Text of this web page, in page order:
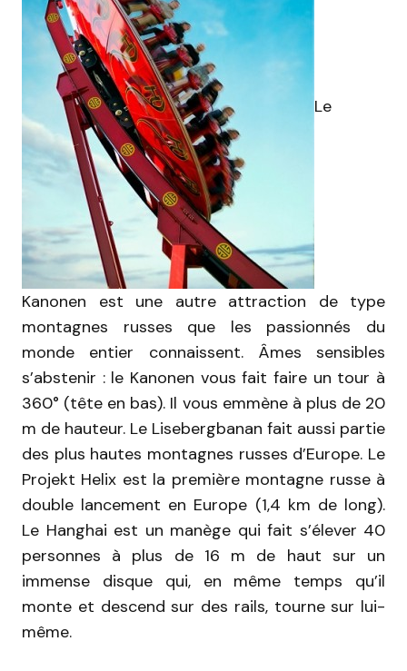
Le
Kanonen est une autre attraction de type
montagnes russes que les passionnés du
monde entier connaissent. Âmes sensibles
s’abstenir : le Kanonen vous fait faire un tour à
360° (tête en bas). Il vous emmène à plus de 20
m de hauteur. Le Lisebergbanan fait aussi partie
des plus hautes montagnes russes d’Europe. Le
Projekt Helix est la première montagne russe à
double lancement en Europe (1,4 km de long).
Le Hanghai est un manège qui fait s’élever 40
personnes à plus de 16 m de haut sur un
immense disque qui, en même temps qu’il
monte et descend sur des rails, tourne sur lui-
même.